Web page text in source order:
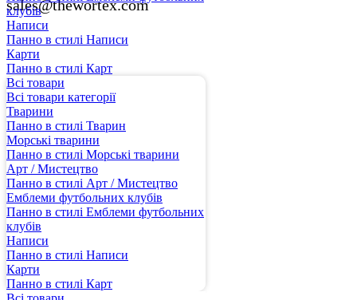
sales@thewortex.com
клубів
Написи
Панно в стилі Написи
Карти
Панно в стилі Карт
Всі товари
Всі товари категорії
Тварини
Панно в стилі Тварин
Морські тварини
Панно в стилі Морські тварини
Арт / Мистецтво
Панно в стилі Арт / Мистецтво
Емблеми футбольних клубів
Панно в стилі Емблеми футбольних
клубів
Написи
Панно в стилі Написи
Карти
Панно в стилі Карт